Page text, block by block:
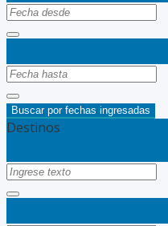
Buscar por fechas ingresadas
Destinos